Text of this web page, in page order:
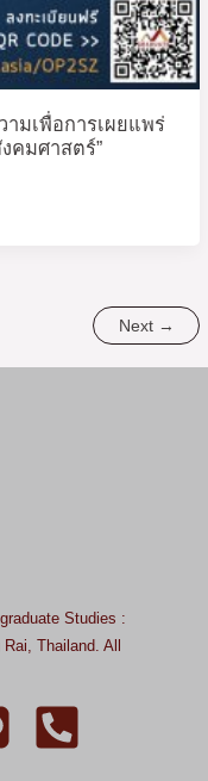
มเพื่อการเผยแพร่
คมศาสตร์”
Next →
Studies :
Thailand. All